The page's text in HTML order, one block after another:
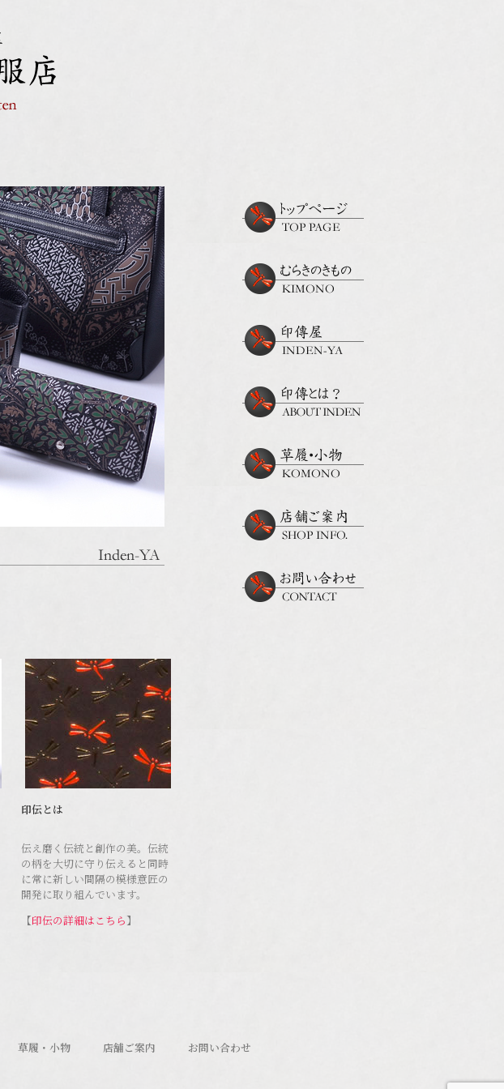
印伝とは
伝え磨く伝統と創作の美。伝統
の柄を大切に守り伝えると同時
に常に新しい間隔の模様意匠の
開発に取り組んでいます。
【印伝の詳細はこちら】
草履・小物 店舗ご案内 お問い合わせ